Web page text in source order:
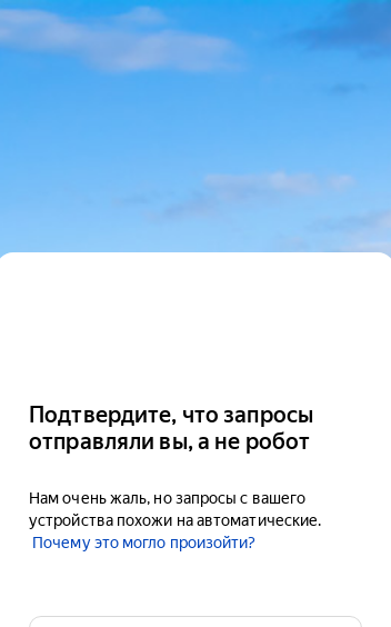
Подтвердите, что запросы
отправляли вы, а не робот
Нам очень жаль, но запросы с вашего
устройства похожи на автоматические.
Почему это могло произойти?